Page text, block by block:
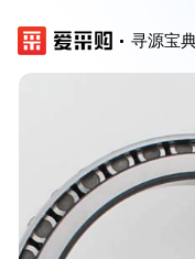
寻源宝